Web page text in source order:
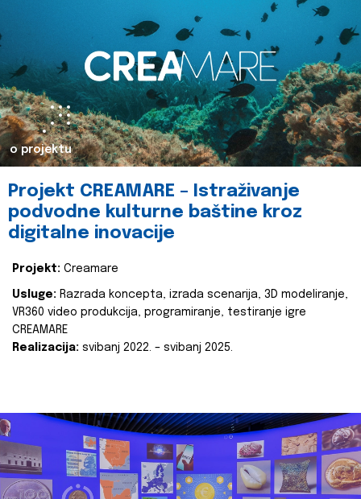
o projektu
Projekt CREAMARE – Istraživanje
podvodne kulturne baštine kroz
digitalne inovacije
Projekt: Creamare
Usluge: Razrada koncepta, izrada scenarija, 3D modeliranje,
VR360 video produkcija, programiranje, testiranje igre
CREAMARE
Realizacija: svibanj 2022. – svibanj 2025.